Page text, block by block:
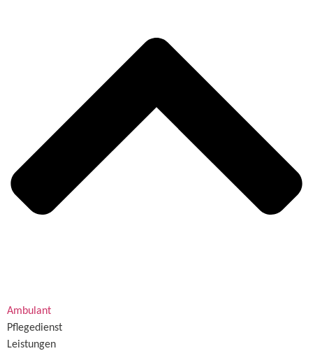
Ambulant
Pflegedienst
Leistungen